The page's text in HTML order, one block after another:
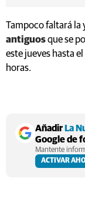
Tampoco faltará la
antiguosque se
este jueves hasta
horas.
AñadirLa
Google de
Mantente
ACTIVAR